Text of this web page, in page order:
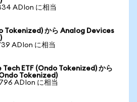
ADIon に相当
Tokenized) から Analog Devices
ADIon に相当
ETF (Ondo Tokenized) から
Tokenized)
ADIon に相当